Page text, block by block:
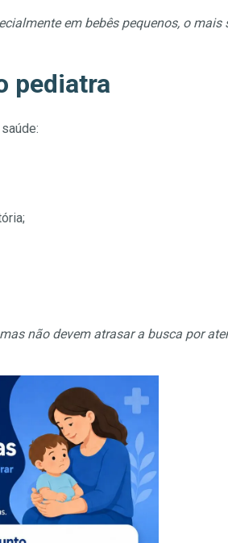
em bebês pequenos, o mais
pediatra
não devem atrasar a busca por